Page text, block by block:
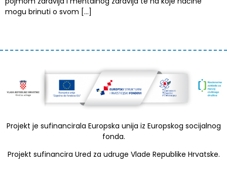
mogu brinuti o svom […]
Projekt je sufinancirala Europska unija iz Europskog socijalnog
fonda.
Projekt sufinancira Ured za udruge Vlade Republike Hrvatske.